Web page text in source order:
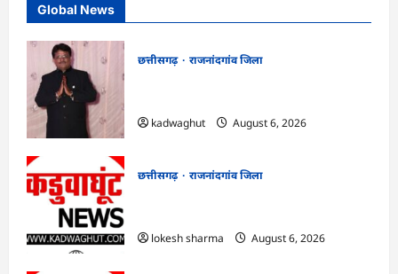
Global News
छत्तीसगढ़
राजनांदगांव जिला
kadwaghut
August 6, 2026
छत्तीसगढ़
राजनांदगांव जिला
lokesh sharma
August 6, 2026